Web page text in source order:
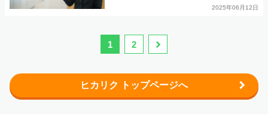
2025年06月12日
1 2
ヒカリク トップページへ